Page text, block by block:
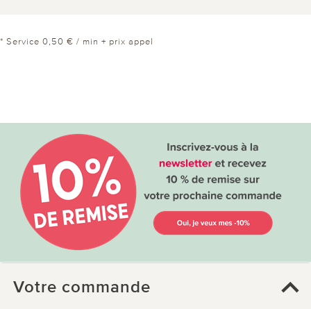
* Service 0,50 € / min + prix appel
Votre commande